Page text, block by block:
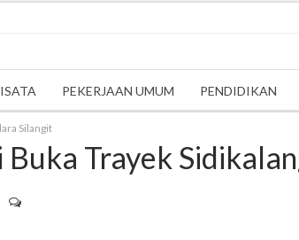
PEKERJAAN UMUM PENDIDIKAN
Silangit
Buka Trayek